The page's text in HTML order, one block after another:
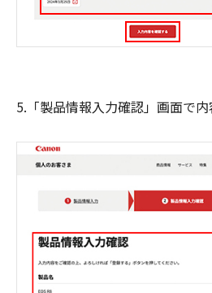
5.「製品情報入力確認」画面で